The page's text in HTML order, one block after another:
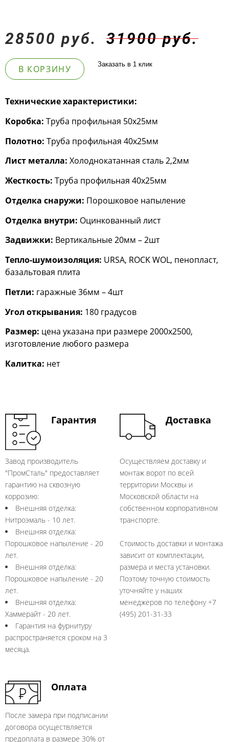
28500 руб. 31900 руб.
В КОРЗИНУ Заказать в 1 клик
Технические характеристики:
Коробка: Труба профильная 50х25мм
Полотно: Труба профильная 40х25мм
Лист металла: Холоднокатанная сталь 2,2мм
Жесткость: Труба профильная 40х25мм
Отделка снаружи: Порошковое напыление
Отделка внутри: Оцинкованный лист
Задвижки: Вертикальные 20мм – 2шт
Тепло-шумоизоляция: URSA, ROCK WOL, пенопласт,
базальтовая плита
Петли: гаражные 36мм – 4шт
Угол открывания: 180 градусов
Размер: цена указана при размере 2000х2500,
изготовление любого размера
Калитка: нет
Гарантия
Завод производитель
"ПромСталь" предоставляет
гарантию на сквозную
коррозию:
Внешняя отделка:
Нитроэмаль - 10 лет.
Внешняя отделка:
Порошковое напыление - 20
лет.
Внешняя отделка:
Порошковое напыление - 20
лет.
Внешняя отделка:
Хаммерайт - 20 лет.
Гарантия на фурнитуру
распространяется сроком на 3
месяца.
Доставка
Осуществляем доставку и
монтаж ворот по всей
территории Москвы и
Московской области на
собственном корпоративном
транспорте.
Стоимость доставки и монтажа
зависит от комплектации,
размера и места установки.
Поэтому точную стоимость
уточняйте у наших
менеджеров по телефону +7
(495) 201-31-33
Оплата
После замера при подписании
договора осуществляется
предоплата в размере 30% от